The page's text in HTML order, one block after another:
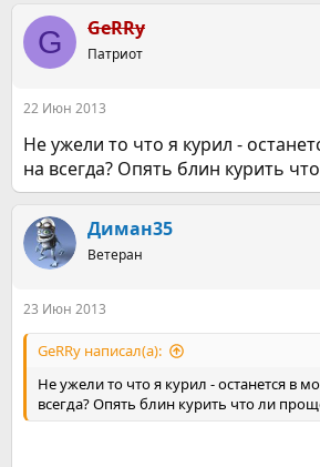
к
ц
и
G GeRRy
Патриот
22 Июн 2013
Не ужели то что я курил -
на всегда? Опять блин курить
Диман35
Ветеран
23 Июн 2013
GeRRy написал(а):
Не ужели то что я курил - останется в
всегда? Опять блин курить что ли